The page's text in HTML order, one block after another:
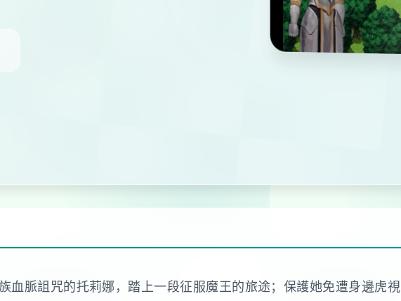
血脈詛咒的托莉娜，踏上一段征服魔王的旅途；保護她免遭身邊虎